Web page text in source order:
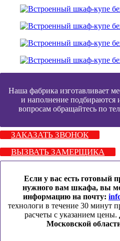
Наша фабрика изготавливает
и наполнение подбираются
вопросам обращайтесь по
ЗАКАЗАТЬ ЗВОНОК
ВЫЗВАТЬ ЗАМЕРЩИКА
Если у вас есть готовый
нужного вам шкафа, вы
информацию на почту:
технологи в течение 30 минут
расчеты с указанием цены.
Московской